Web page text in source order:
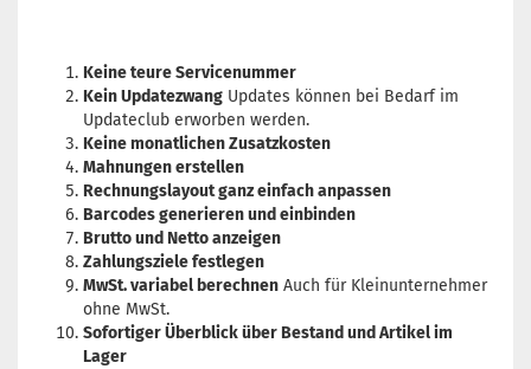
Keine teure Servicenummer
Kein Updatezwang Updates können bei Bedarf im
Updateclub erworben werden.
Keine monatlichen Zusatzkosten
Mahnungen erstellen
Rechnungslayout ganz einfach anpassen
Barcodes generieren und einbinden
Brutto und Netto anzeigen
Zahlungsziele festlegen
MwSt. variabel berechnen Auch für Kleinunternehmer
ohne MwSt.
Sofortiger Überblick über Bestand und Artikel im
Lager